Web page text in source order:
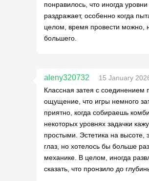
понравилось, что иногда
раздражает, особенно когда
целом, время провести можно,
большего.
aleny320732
15 January
Классная затея с соединением
ощущение, что игры немного
приятно, когда собираешь
некоторых уровнях задачки
простыми. Эстетика на высоте,
глаз, но хотелось бы больше
механике. В целом, иногда
сказать, что пронзило до